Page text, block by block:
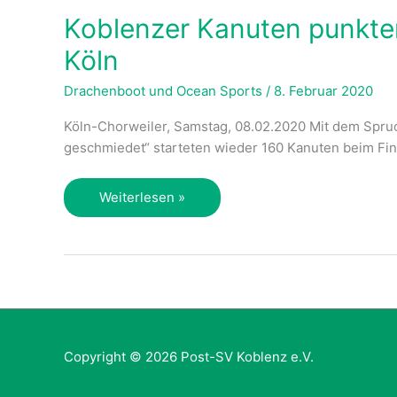
Koblenzer Kanuten
Köln
Drachenboot und Ocean Sports / 8. Februar 2020
Köln-Chorweiler, Samstag, 08.02.2020 Mit dem
geschmiedet“ starteten wieder 160 Kanuten beim
Koblenzer
Kanuten
bei
Köln
Weiterlesen »
Copyright © 2026 Post-SV Koblenz e.V.